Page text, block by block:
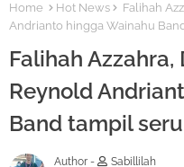
Home Hot News
Falihah
Andrianto hingga Wainahu
Falihah Azzahra,
Reynold
Band tampil
Author -
Sabillilah